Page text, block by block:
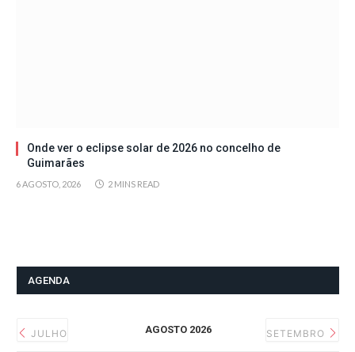
Onde ver o eclipse solar de 2026 no concelho de
Guimarães
6 AGOSTO, 2026 2 MINS READ
AGENDA
JULHO AGOSTO 2026 SETEMBRO